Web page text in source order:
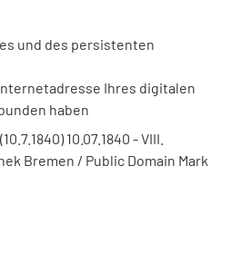
und des persistenten
Ihres digitalen
haben
10.07.1840 - VIII.
Bremen / Public Domain Mark